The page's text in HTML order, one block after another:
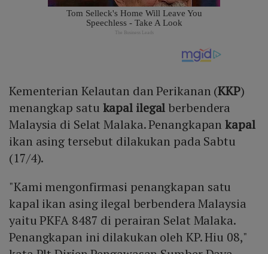
Kementerian Kelautan dan Perikanan (KKP)
menangkap satu kapal ilegalberbendera
Malaysia di Selat Malaka. Penangkapankapal
ikan asing tersebut dilakukan pada Sabtu
(17/4).
"Kami mengonfirmasi penangkapan satu
kapal ikan asing ilegal berbendera Malaysia
yaitu PKFA 8487 di perairan Selat Malaka.
Penangkapan ini dilakukan oleh KP. Hiu 08,"